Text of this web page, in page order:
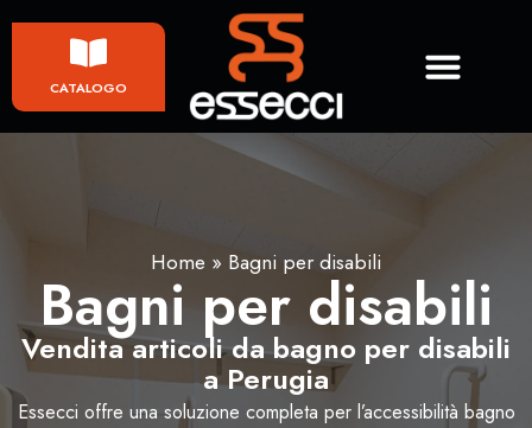
CATALOGO
Home » Bagni per disabili
Bagni per disabili
Vendita articoli da bagno per disabili
a Perugia
Essecci offre una soluzione completa per l’accessibilità bagno